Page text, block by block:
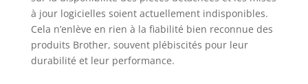
à jour logicielles soient actuellement indisponibles.
Cela n’enlève en rien à la fiabilité bien reconnue des
produits Brother, souvent plébiscités pour leur
durabilité et leur performance.